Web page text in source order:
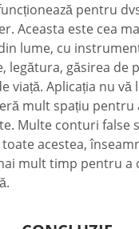
pentru
Aceasta este cea
lume, cu
legătura, găsirea de
viață. Aplicația nu vă
mult spațiu pentru
Multe conturi false
acestea,
mult timp pentru a